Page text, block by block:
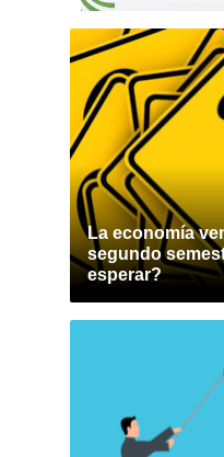
La economía
segundo
esperar?